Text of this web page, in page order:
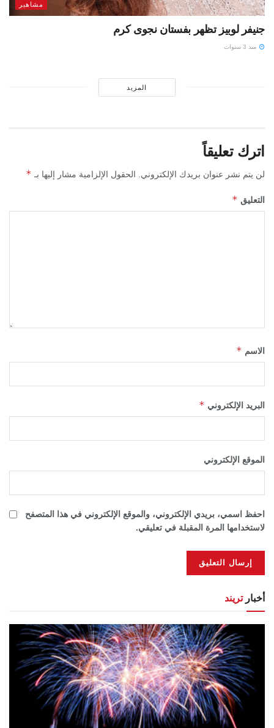
مشاهير
جنيفر لوبيز تظهر بفستان نجوى كرم
منذ 3 سنوات
المزيد
اترك تعليقاً
لن يتم نشر عنوان بريدك الإلكتروني. الحقول الإلزامية مشار إليها بـ *
التعليق *
الاسم *
البريد الإلكتروني *
الموقع الإلكتروني
احفظ اسمي، بريدي الإلكتروني، والموقع الإلكتروني في هذا المتصفح
لاستخدامها المرة المقبلة في تعليقي.
أخبارتريند